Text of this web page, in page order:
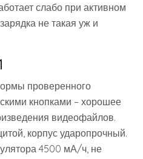
слабо при активном
не такая уж и
проверенного
кнопками – хорошее
видеофайлов.
корпус ударопрочный.
4500 мА/ч, не